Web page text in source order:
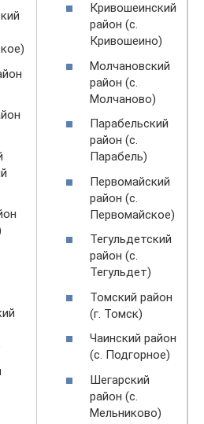
Кривошеинский
район (с.
Кривошеино)
Молчановский
район (с.
Молчаново)
Парабельский
район (с.
Парабель)
Первомайский
район (с.
Первомайское)
Тегульдетский
район (с.
Тегульдет)
Томский район
(г. Томск)
Чаинский район
(с. Подгорное)
Шегарский
район (с.
Мельниково)